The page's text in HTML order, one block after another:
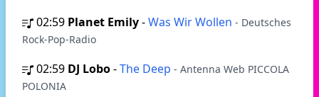
02:59 Planet Emily-Was Wir Wollen - Deutsches
Rock-Pop-Radio
02:59 DJ Lobo-The Deep - Antenna Web PICCOLA
POLONIA